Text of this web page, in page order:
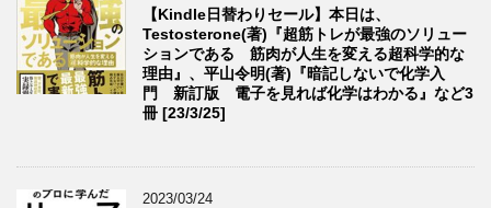
【Kindle日替わりセール】本日は、
Testosterone(著)『超筋トレが最強のソリュー
ションである 筋肉が人生を変える超科学的な
理由』、平山令明(著)『暗記しないで化学入
門 新訂版 電子を見れば化学はわかる』など3
冊 [23/3/25]
2023/03/24